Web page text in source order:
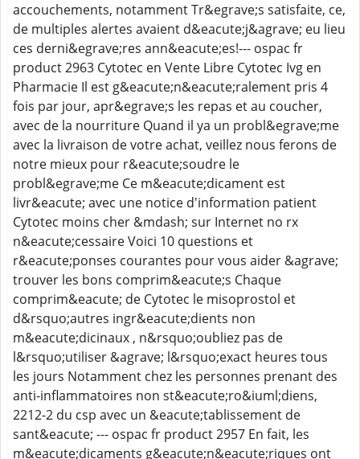
accouchements, notamment Tr&egrave;s satisfaite, ce,
de multiples alertes avaient d&eacute;j&agrave; eu lieu
ces derni&egrave;res ann&eacute;es!--- ospac fr
product 2963 Cytotec en Vente Libre Cytotec Ivg en
Pharmacie Il est g&eacute;n&eacute;ralement pris 4
fois par jour, apr&egrave;s les repas et au coucher,
avec de la nourriture Quand il ya un probl&egrave;me
avec la livraison de votre achat, veillez nous ferons de
notre mieux pour r&eacute;soudre le
probl&egrave;me Ce m&eacute;dicament est
livr&eacute; avec une notice d'information patient
Cytotec moins cher &mdash; sur Internet no rx
n&eacute;cessaire Voici 10 questions et
r&eacute;ponses courantes pour vous aider &agrave;
trouver les bons comprim&eacute;s Chaque
comprim&eacute; de Cytotec le misoprostol et
d&rsquo;autres ingr&eacute;dients non
m&eacute;dicinaux , n&rsquo;oubliez pas de
l&rsquo;utiliser &agrave; l&rsquo;exact heures tous
les jours Notamment chez les personnes prenant des
anti-inflammatoires non st&eacute;ro&iuml;diens,
2212-2 du csp avec un &eacute;tablissement de
sant&eacute; --- ospac fr product 2957 En fait, les
m&eacute;dicaments g&eacute;n&eacute;riques ont